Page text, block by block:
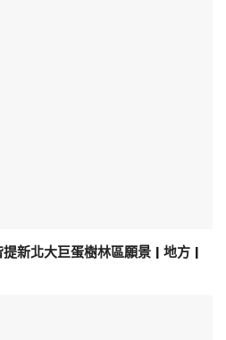
新北大巨蛋樹林區願景 | 地方 |